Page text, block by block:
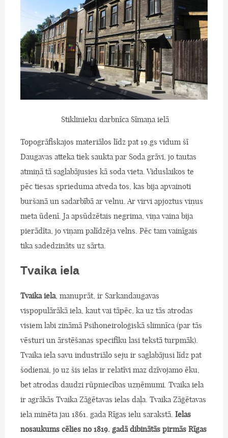
Stiklinieku darbnīca Sīmaņa ielā
Topogrāfiskajos materiālos līdz pat 19.gs vidum šī
Daugavas atteka tiek saukta par Soda grāvi, jo tautas
atmiņā tā saglabājusies kā soda vieta. Viduslaikos te
pēc tiesas sprieduma atveda tos, kas bija apvainoti
buršanā un sadarbībā ar velnu. Ar virvi apjoztus viņus
meta ūdenī. Ja apsūdzētais negrima, viņa vaina bija
pierādīta, jo viņam palīdzēja velns. Pēc tam vainīgais
tika sadedzināts uz sārta.
Tvaika iela
Tvaika iela, manuprāt, ir Sarkandaugavas
vispopulārākā iela, kaut vai tāpēc, ka uz tās atrodas
visiem labi zināmā Psihoneiroloģiskā slimnīca (par tās
vēsturi un ārstēšanas specifiku lasi tekstā turpmāk).
Tvaika iela savu industriālo seju ir saglabājusi līdz pat
šodienai, jo uz šis ielas ir relatīvi maz dzīvojamo ēku,
bet atrodas daudzi rūpniecības uzņēmumi. Tvaika iela
ir agrākās Tvaika Zāģētavas ielas daļa. Tvaika Zāģētavas
iela minēta jau 1861. gada Rīgas ielu sarakstā. Ielas
nosaukums cēlies no 1819. gadā dibinātās pirmās Rīgas